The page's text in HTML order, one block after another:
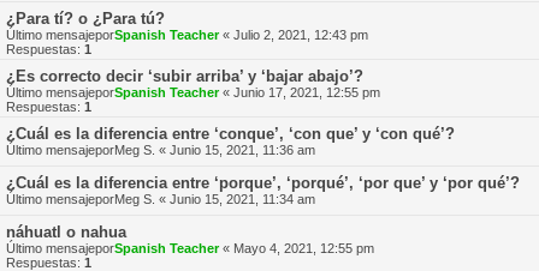
¿Para tí? o ¿Para tú?
Último mensajeporSpanish Teacher« Julio 2, 2021, 12:43 pm
Respuestas: 1
¿Es correcto decir ‘subir arriba’ y ‘bajar abajo’?
Último mensajeporSpanish Teacher« Junio 17, 2021, 12:55 pm
Respuestas: 1
¿Cuál es la diferencia entre ‘conque’, ‘con que’ y ‘con qué’?
Último mensajeporMeg S. « Junio 15, 2021, 11:36 am
¿Cuál es la diferencia entre ‘porque’, ‘porqué’, ‘por que’ y ‘por qué’?
Último mensajeporMeg S. « Junio 15, 2021, 11:34 am
náhuatl o nahua
Último mensajeporSpanish Teacher« Mayo 4, 2021, 12:55 pm
Respuestas: 1